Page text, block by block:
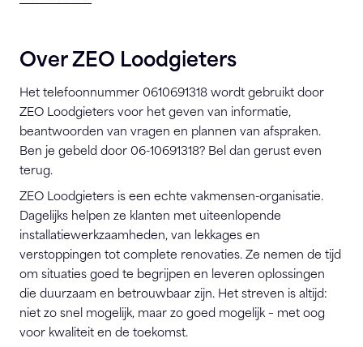
Over ZEO Loodgieters
Het telefoonnummer 0610691318 wordt gebruikt door
ZEO Loodgieters voor het geven van informatie,
beantwoorden van vragen en plannen van afspraken.
Ben je gebeld door 06-10691318? Bel dan gerust even
terug.
ZEO Loodgieters is een echte vakmensen-organisatie.
Dagelijks helpen ze klanten met uiteenlopende
installatiewerkzaamheden, van lekkages en
verstoppingen tot complete renovaties. Ze nemen de tijd
om situaties goed te begrijpen en leveren oplossingen
die duurzaam en betrouwbaar zijn. Het streven is altijd:
niet zo snel mogelijk, maar zo goed mogelijk – met oog
voor kwaliteit en de toekomst.